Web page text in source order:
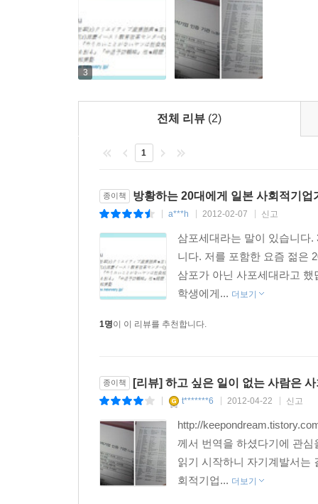
3
전체 리뷰 (2)
1
종이책 방황하는 20대에게 일본 사회적기업
a***h 2012-02-07 신고
삼포세대라는 말이 있습니다
니다. 저를 포함한 요즘 젊은
삼포가 아닌 사포세대라고
학생에게... 더보기
1명이 이 리뷰를 추천합니다.
종이책 [리뷰] 하고 싶은 일이 없는 사람은
t*******6 2012-04-22 신고
http://
께서 번역을 하셨다기에 관
읽기 시작하니 자기계발서는
회적기업... 더보기